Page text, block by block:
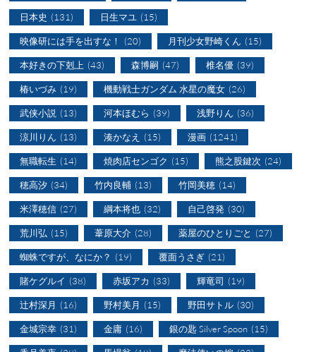
日本史 (131) 日生マユ (15)
映像研には手を出すな！ (20) 月刊少女野崎くん (15)
本好きの下剋上 (43) 森博嗣 (47) 椎名優 (39)
椿いづみ (19) 機動戦士ガンダム 水星の魔女 (26)
武侠小説 (13) 河本ほむら (39) 浅野りん (36)
涼川りん (13) 湊かなえ (15) 漫画 (1241)
無職転生 (14) 焼肉店センゴク (15) 熊之股鍵次 (24)
穂高汐 (34) 竹内良輔 (13) 竹岡美穂 (14)
米澤穂信 (27) 綱本将也 (32) 自己啓発 (30)
荒川弘 (15) 葦原大介 (28) 薬屋のひとりごと (27)
蜘蛛ですが、なにか？ (19) 覆面うさぎ (21)
賭ケグルイ (38) 赤坂アカ (33) 輝竜司 (19)
辻村深月 (16) 野村美月 (15) 野田サトル (30)
金城宗幸 (31) 金庸 (16) 銀の匙 Silver Spoon (15)